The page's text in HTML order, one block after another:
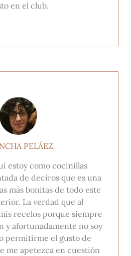
en el club.
PELÁEZ
estoy como cocinillas
de deciros que es una
más bonitas de todo este
La verdad que al
recelos porque siempre
y afortunadamente no soy
permitirme el gusto de
me apetezca en cuestión